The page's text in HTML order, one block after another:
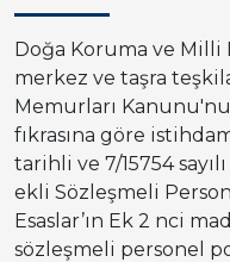
Doğa Koruma ve
merkez ve taşra
Memurları
fıkrasına göre
tarihli ve 7/15754
ekli Sözleşmeli
Esaslar’ın Ek 2 nci
sözleşmeli personel